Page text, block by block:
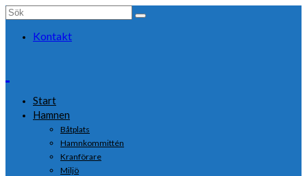
Search
Kontakt
Start
Hamnen
Båtplats
Hamnkommittén
Kranförare
Miljö